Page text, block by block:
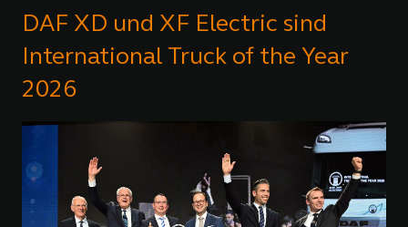
DAF XD und XF Electric sind
International Truck of the Year
2026